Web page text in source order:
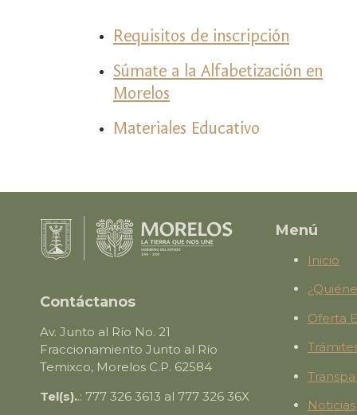
Requisitos de inscripción
Súmate a la Alfabetización en
Morelos
Materiales Educativo
Contáctanos
Av. Junto al Río No. 21
Fraccionamiento Junto al Río
Temixco, Morelos C.P. 62584
Tel(s)..: 777 326 3613 al 777 326 36X
Menú
Inicio
Oferta
Noticias